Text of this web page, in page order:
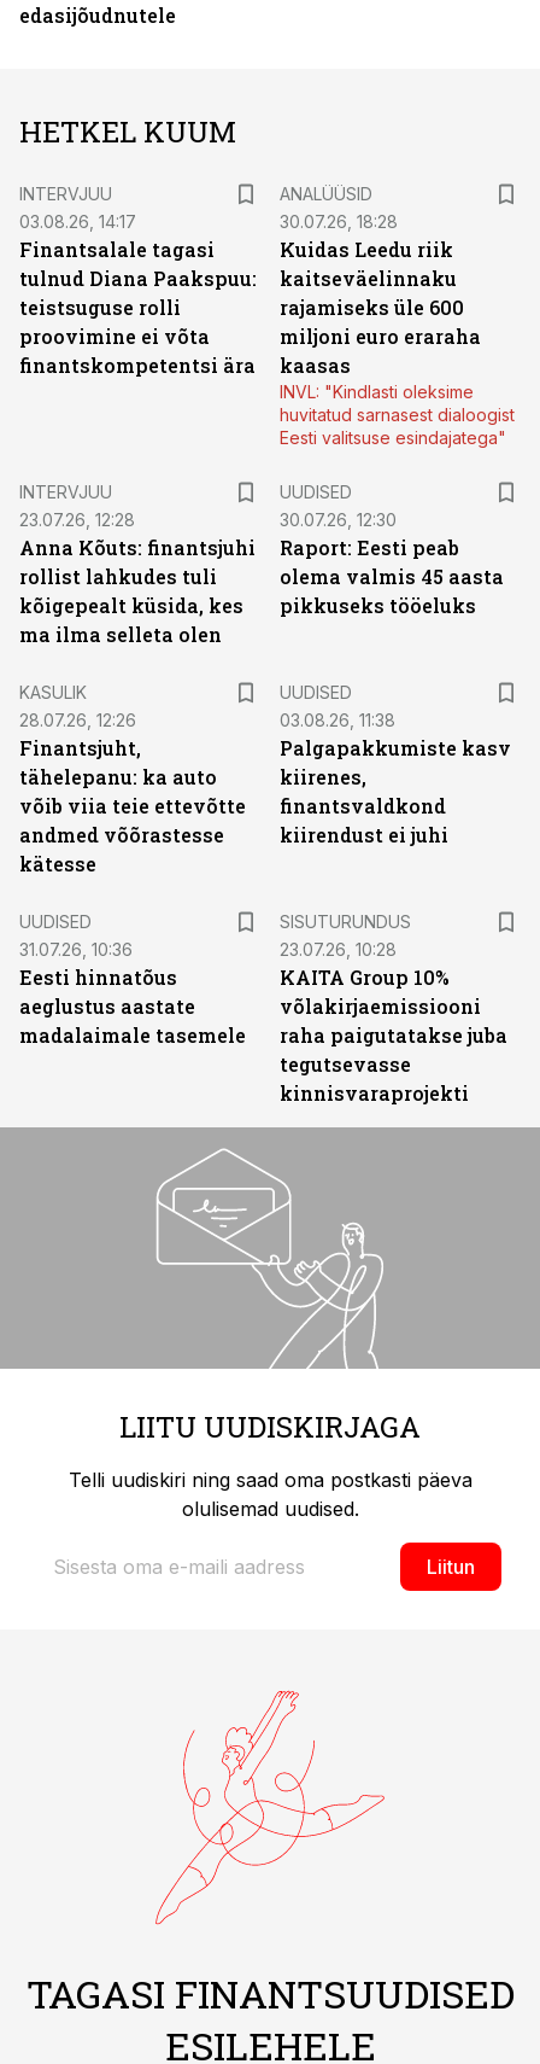
edasijõudnutele
HETKEL KUUM
INTERVJUU
03.08.26, 14:17
Finantsalale tagasi
tulnud Diana Paakspuu:
teistsuguse rolli
proovimine ei võta
finantskompetentsi ära
ANALÜÜSID
30.07.26, 18:28
Kuidas Leedu riik
kaitseväelinnaku
rajamiseks üle 600
miljoni euro eraraha
kaasas
INVL: "Kindlasti oleksime
huvitatud sarnasest dialoogist
Eesti valitsuse esindajatega"
INTERVJUU
23.07.26, 12:28
Anna Kõuts: finantsjuhi
rollist lahkudes tuli
kõigepealt küsida, kes
ma ilma selleta olen
UUDISED
30.07.26, 12:30
Raport: Eesti peab
olema valmis 45 aasta
pikkuseks tööeluks
KASULIK
28.07.26, 12:26
Finantsjuht,
tähelepanu: ka auto
võib viia teie ettevõtte
andmed võõrastesse
kätesse
UUDISED
03.08.26, 11:38
Palgapakkumiste kasv
kiirenes,
finantsvaldkond
kiirendust ei juhi
UUDISED
31.07.26, 10:36
Eesti hinnatõus
aeglustus aastate
madalaimale tasemele
SISUTURUNDUS
23.07.26, 10:28
KAITA Group 10%
võlakirjaemissiooni
raha paigutatakse juba
tegutsevasse
kinnisvaraprojekti
LIITU UUDISKIRJAGA
Telli uudiskiri ning saad oma postkasti päeva
olulisemad uudised.
Liitun
TAGASI FINANTSUUDISED
ESILEHELE